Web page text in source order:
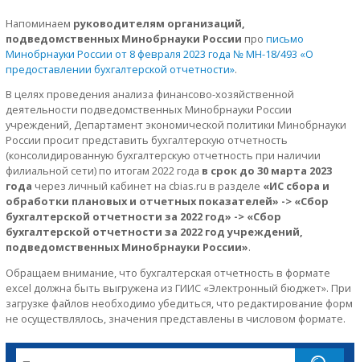
Напоминаем руководителям организаций,
подведомственных Минобрнауки России про письмо
Минобрнауки России от 8 февраля 2023 года № МН-18/493 «О
предоставлении бухгалтерской отчетности».
В целях проведения анализа финансово-хозяйственной
деятельности подведомственных Минобрнауки России
учреждений, Департамент экономической политики Минобрнауки
России просит представить бухгалтерскую отчетность
(консолидированную бухгалтерскую отчетность при наличии
филиальной сети) по итогам 2022 года в срок до 30 марта 2023
года через личный кабинет на cbias.ru в разделе «ИС сбора и
обработки плановых и отчетных показателей» -> «Сбор
бухгалтерской отчетности за 2022 год» -> «Сбор
бухгалтерской отчетности за 2022 год учреждений,
подведомственных Минобрнауки России».
Обращаем внимание, что бухгалтерская отчетность в формате
excel должна быть выгружена из ГИИС «Электронный бюджет». При
загрузке файлов необходимо убедиться, что редактирование форм
не осуществлялось, значения представлены в числовом формате.